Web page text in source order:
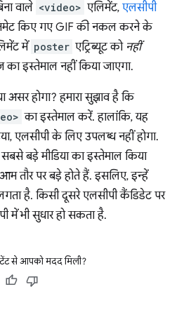
वाले <video> एलिमेंट, एलसीपी
किए गए GIF की नकल करने के
में poster एट्रिब्यूट को नहीं
का इस्तेमाल नहीं किया जाएगा.
होगा? हमारा सुझाव है कि
का इस्तेमाल करें. हालांकि, यह
एलसीपी के लिए उपलब्ध नहीं होगा.
बड़े मीडिया का इस्तेमाल किया
आम तौर पर बड़े होते हैं. इसलिए, इन्हें
है. किसी दूसरे एलसीपी कैंडिडेट पर
में भी सुधार हो सकता है.
से आपको मदद मिली?